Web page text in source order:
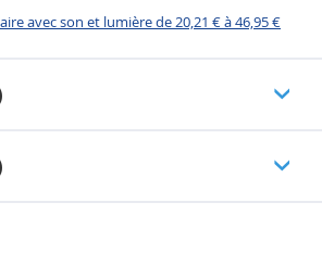
avec son et lumière de 20,21 € à 46,95 €